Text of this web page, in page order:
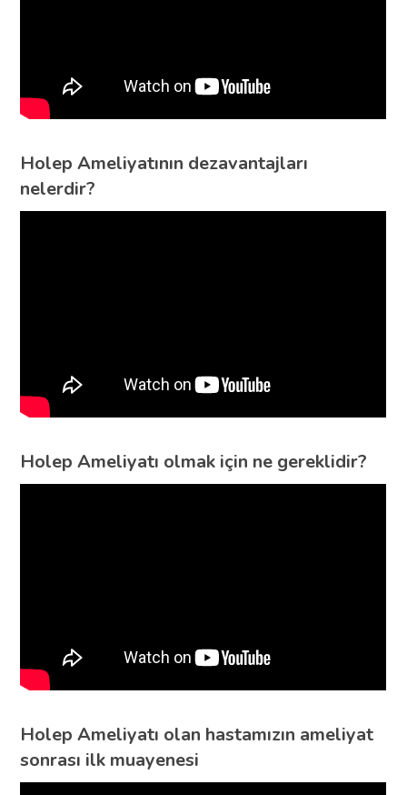
Holep Ameliyatının dezavantajları
nelerdir?
Holep Ameliyatı olmak için ne gereklidir?
Holep Ameliyatı olan hastamızın ameliyat
sonrası ilk muayenesi